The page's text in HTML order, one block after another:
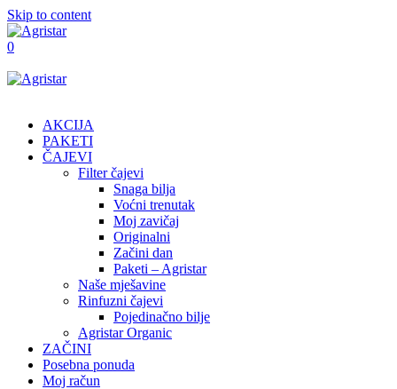
Skip to content
0
AKCIJA
PAKETI
ČAJEVI
Filter čajevi
Snaga bilja
Voćni trenutak
Moj zavičaj
Originalni
Začini dan
Paketi – Agristar
Naše mješavine
Rinfuzni čajevi
Pojedinačno bilje
Agristar Organic
ZAČINI
Posebna ponuda
Moj račun